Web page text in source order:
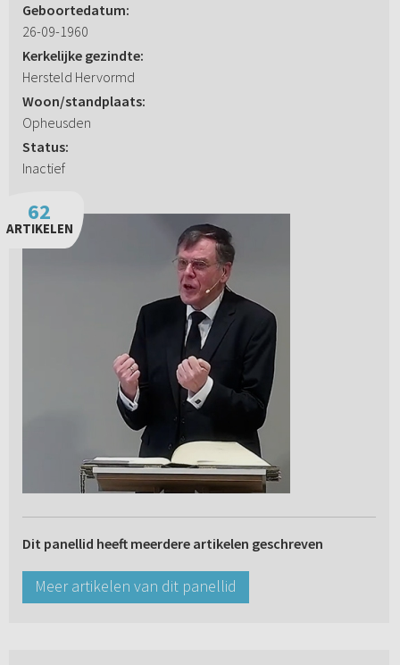
Geboortedatum:
26-09-1960
Kerkelijke gezindte:
Hersteld Hervormd
Woon/standplaats:
Opheusden
Status:
Inactief
62
ARTIKELEN
Dit panellid heeft meerdere artikelen geschreven
Meer artikelen van dit panellid